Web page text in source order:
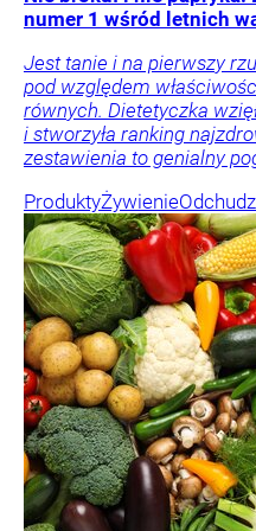
numer 1 wśród letnich
Jest tanie i na pierwszy
pod względem
równych. Dietetyczka
i stworzyła ranking
zestawienia to genialny
ProduktyŻywienie